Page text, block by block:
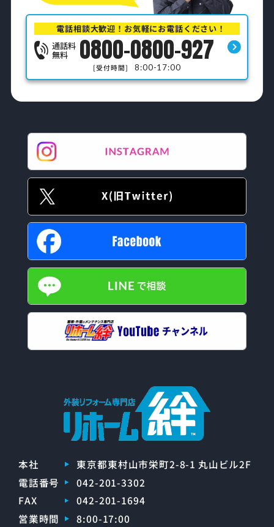
電話相談大歓迎！お気軽にお電話ください！
通話料
無料 0800-0800-927
[受付時間] 8:00-17:00
本社
東京都東村山市栄町2-8-1 丸山ビル2F
電話番号
042-201-3302
FAX
042-201-1694
営業時間
8:00-17:00